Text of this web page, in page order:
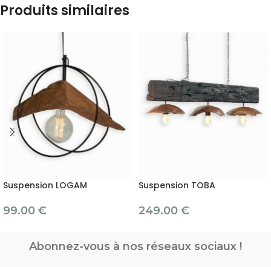
Produits similaires
Suspension LOGAM
99.00 €
Suspension TOBA
249.00 €
Abonnez-vous à nos réseaux sociaux !